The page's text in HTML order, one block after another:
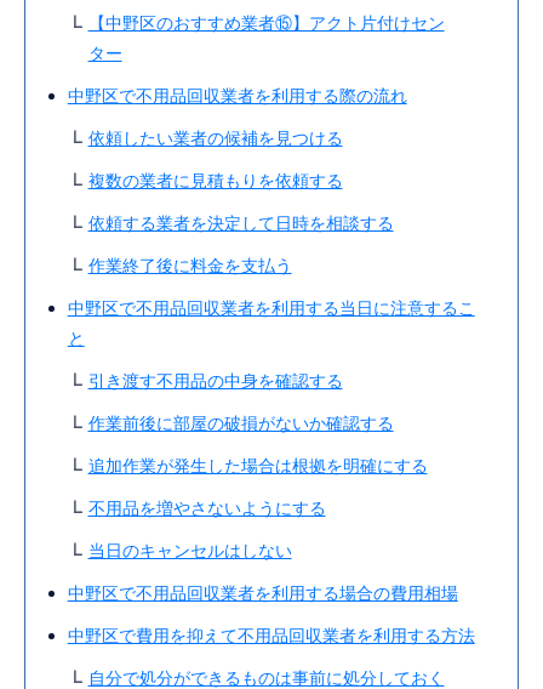
【中野区のおすすめ業者⑮】アクト片付けセン
ター
中野区で不用品回収業者を利用する際の流れ
依頼したい業者の候補を見つける
複数の業者に見積もりを依頼する
依頼する業者を決定して日時を相談する
作業終了後に料金を支払う
中野区で不用品回収業者を利用する当日に注意するこ
と
引き渡す不用品の中身を確認する
作業前後に部屋の破損がないか確認する
追加作業が発生した場合は根拠を明確にする
不用品を増やさないようにする
当日のキャンセルはしない
中野区で不用品回収業者を利用する場合の費用相場
中野区で費用を抑えて不用品回収業者を利用する方法
自分で処分ができるものは事前に処分しておく